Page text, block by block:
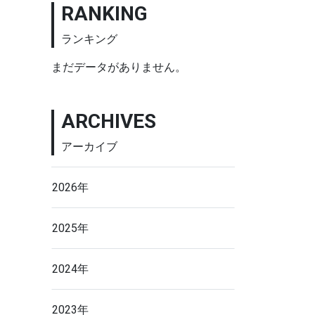
RANKING
ランキング
まだデータがありません。
ARCHIVES
アーカイブ
2026年
2025年
2024年
2023年